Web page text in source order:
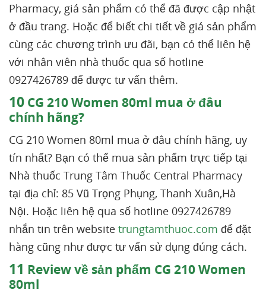
Pharmacy, giá sản phẩm có thể đã được cập nhật
ở đầu trang. Hoặc để biết chi tiết về giá sản phẩm
cùng các chương trình ưu đãi, bạn có thể liên hệ
với nhân viên nhà thuốc qua số hotline
0927426789 để được tư vấn thêm.
10 CG 210 Women 80ml mua ở đâu
chính hãng?
CG 210 Women 80ml mua ở đâu chính hãng, uy
tín nhất? Bạn có thể mua sản phẩm trực tiếp tại
Nhà thuốc Trung Tâm Thuốc Central Pharmacy
tại địa chỉ: 85 Vũ Trọng Phụng, Thanh Xuân,Hà
Nội. Hoặc liên hệ qua số hotline 0927426789
nhắn tin trên website trungtamthuoc.com để đặt
hàng cũng như được tư vấn sử dụng đúng cách.
11 Review về sản phẩm CG 210 Women
80ml